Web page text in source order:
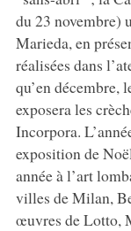
du 23 novembre)
Marieda, en
réalisées dans
qu’en décembre,
exposera les
Incorpora.
exposition de
année à l’art
villes de Milan,
œuvres de Lotto,